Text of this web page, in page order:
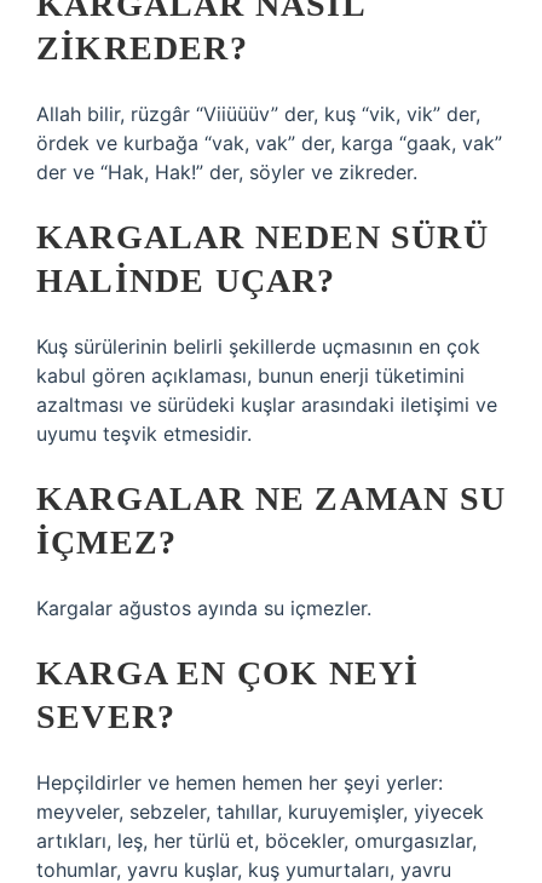
ZIKREDER?
Allah bilir, rüzgâr “Viiüüüv” der, kuş “vik, vik” der,
ördek ve kurbağa “vak, vak” der, karga “gaak, vak”
der ve “Hak, Hak!” der, söyler ve zikreder.
KARGALAR NEDEN SÜRÜ
HALINDE UÇAR?
Kuş sürülerinin belirli şekillerde uçmasının en çok
kabul gören açıklaması, bunun enerji tüketimini
azaltması ve sürüdeki kuşlar arasındaki iletişimi ve
uyumu teşvik etmesidir.
KARGALAR NE ZAMAN SU
IÇMEZ?
Kargalar ağustos ayında su içmezler.
KARGA EN ÇOK NEYI
SEVER?
Hepçildirler ve hemen hemen her şeyi yerler:
meyveler, sebzeler, tahıllar, kuruyemişler, yiyecek
artıkları, leş, her türlü et, böcekler, omurgasızlar,
tohumlar, yavru kuşlar, kuş yumurtaları, yavru